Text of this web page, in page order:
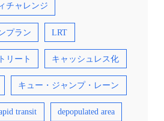
で解決しました。 英国
政府に集約されるため、
等にかかる財源の確保が
輸送資源を統合すること
ビジョンの実現につなが
アピールすることで、政
た。 TfGMのオフ
ルセンターが設置されて
メラ映像やバス・トラム
握できるよう近代化が急
、マンチェスターの取組
市民に広く利用されてい
チャレンジ
プラン LRT
リート キャッシュレス化
キュー・ジャンプ・レーン
transit depopulated area